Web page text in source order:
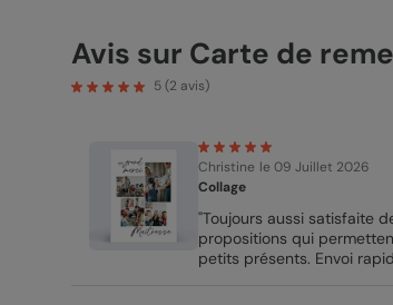
Avis sur Carte de
5(2 avis)
Christine le 09 Juillet 2026
Collage
"Toujours aussi satisfaite
propositions qui
petits présents. Envoi